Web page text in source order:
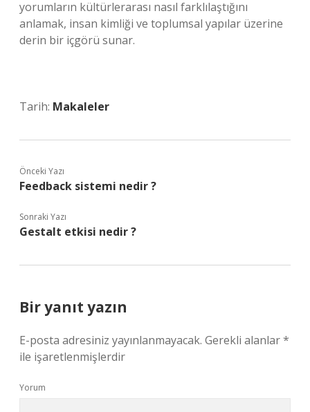
yorumların kültürlerarası nasıl farklılaştığını
anlamak, insan kimliği ve toplumsal yapılar üzerine
derin bir içgörü sunar.
Tarih: Makaleler
Önceki Yazı
Feedback sistemi nedir ?
Sonraki Yazı
Gestalt etkisi nedir ?
Bir yanıt yazın
E-posta adresiniz yayınlanmayacak. Gerekli alanlar*
ile işaretlenmişlerdir
Yorum